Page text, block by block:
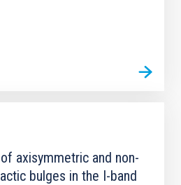
axisymmetric and non-
bulges in the I-band